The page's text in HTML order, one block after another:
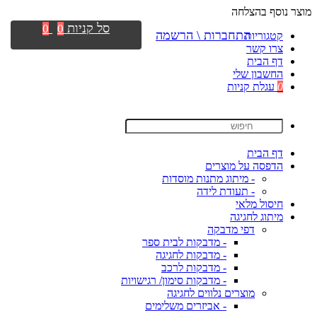
מוצר נוסף בהצלחה
קטגוריות
צרו קשר
דף הבית
החשבון שלי
0 עגלת קניות
דף הבית
הדפסה על מוצרים
- מיתוג מתנות מוסדות
- תעודת לידה
חיסול מלאי
מיתוג לחגיגה
דפי מדבקה
- מדבקות לבית ספר
- מדבקות לחגיגה
- מדבקות לרכב
- מדבקות סימון/ רגישויות
מוצרים נלווים לחגיגה
- אביזרים משלימים
התחברות \ הרשמה סל קניות 0
0